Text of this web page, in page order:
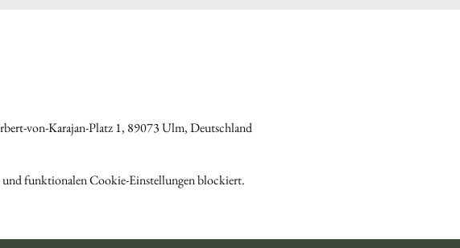
von-Karajan-Platz 1, 89073 Ulm, Deutschland
funktionalen Cookie-Einstellungen blockiert.